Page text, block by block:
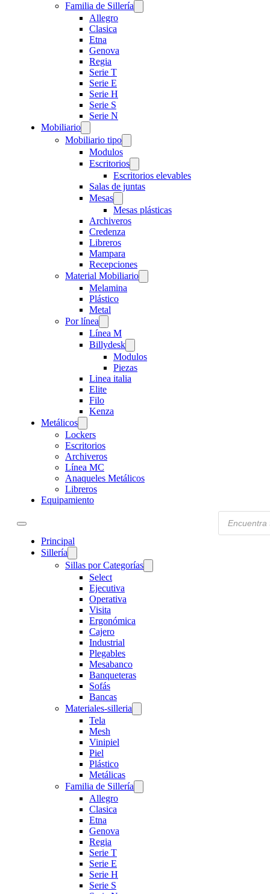
Familia de Sillería
Allegro
Clasica
Etna
Genova
Regia
Serie T
Serie E
Serie H
Serie S
Serie N
Mobiliario
Mobiliario tipo
Modulos
Escritorios
Escritorios elevables
Salas de juntas
Mesas
Mesas plásticas
Archiveros
Credenza
Libreros
Mampara
Recepciones
Material Mobiliario
Melamina
Plástico
Metal
Por línea
Línea M
Billydesk
Modulos
Piezas
Linea italia
Elite
Filo
Kenza
Metálicos
Lockers
Escritorios
Archiveros
Línea MC
Anaqueles Metálicos
Libreros
Equipamiento
Principal
Sillería
Sillas por Categorías
Select
Ejecutiva
Operativa
Visita
Ergonómica
Cajero
Industrial
Plegables
Mesabanco
Banqueteras
Sofás
Bancas
Materiales-silleria
Tela
Mesh
Vinipiel
Piel
Plástico
Metálicas
Familia de Sillería
Allegro
Clasica
Etna
Genova
Regia
Serie T
Serie E
Serie H
Serie S
Products
search